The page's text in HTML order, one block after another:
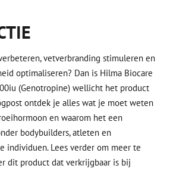
vetverbranding stimuleren en
optimaliseren? Dan is Hilma Biocare
(Genotropine) wellicht het product
ontdek je alles wat je moet weten
en waarom het een
bodybuilders, atleten en
individuen. Lees verder om meer te
dit product dat verkrijgbaar is bij